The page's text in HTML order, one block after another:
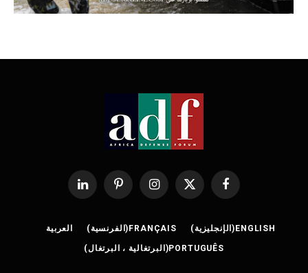
فيسبوك
X
الانستغرامبينتيريستلينكدإن
ENGLISH
(الإنجليزية)
FRANÇAIS
(الفرنسية) العربية
PORTUGUÊS
(البرتغالية ، البرتغال)